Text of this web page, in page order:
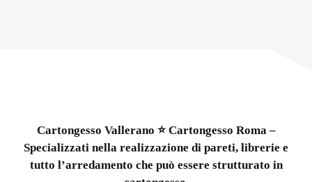
Cartongesso Vallerano ⭐ Cartongesso Roma –
Specializzati nella realizzazione di pareti, librerie e
tutto l’arredamento che può essere strutturato in